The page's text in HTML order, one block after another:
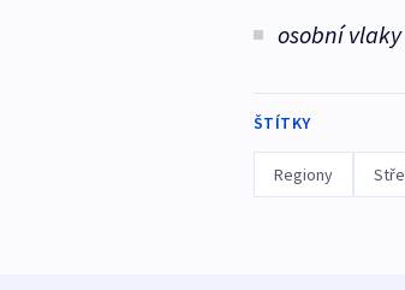
osobní
ŠTÍTKY
Regiony